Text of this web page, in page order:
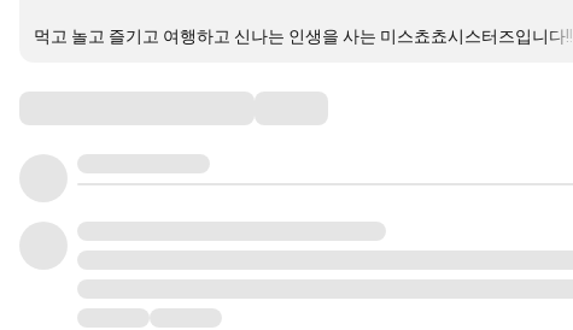
먹고 놀고 즐기고 여행하고 신나는 인생을 사는 미스쵸쵸시스터즈입니다!!